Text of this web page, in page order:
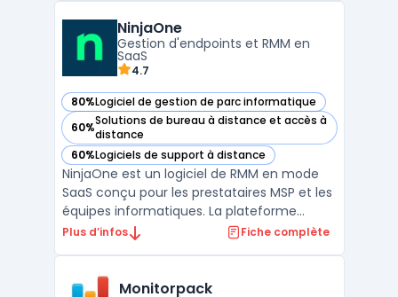
pour les organisations disposant d'au moins
50 V ...
NinjaOne
Gestion d'endpoints et RMM en
SaaS
4.7
80%Logiciel de gestion de parc informatique
— voir NinjaOne dans cette catégorie
60%Solutions de bureau à distance et accès à
distance
— voir NinjaOne dans cette catégorie
60%Logiciels de support à distance
— voir NinjaOne dans cette catégorie
NinjaOne est un logiciel de RMM en mode
SaaS conçu pour les prestataires MSP et les
équipes informatiques. La plateforme
centralise la supervision des postes et
piloter des parcs hétérogènes depuis une
Plus d’infos Fiche complète
Monitorpack